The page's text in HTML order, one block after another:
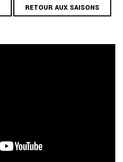
RETOUR AUX SAISONS